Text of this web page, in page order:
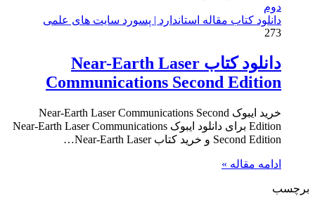
دانلود کتاب مقاله استاندارد | پسورد سایت های علمی
273
دانلود کتاب Near-Earth Laser
Communications Second Edition
خرید ایبوک Near-Earth Laser Communications Second
Edition برای دانلود ایبوک Near-Earth Laser Communications
Second Edition و خرید کتاب Near-Earth Laser…
ادامه مقاله »
برچسب